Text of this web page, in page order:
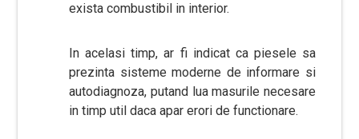
exista combustibil in interior.
In acelasi timp, ar fi indicat ca piesele sa
prezinta sisteme moderne de informare si
autodiagnoza, putand lua masurile necesare
in timp util daca apar erori de functionare.